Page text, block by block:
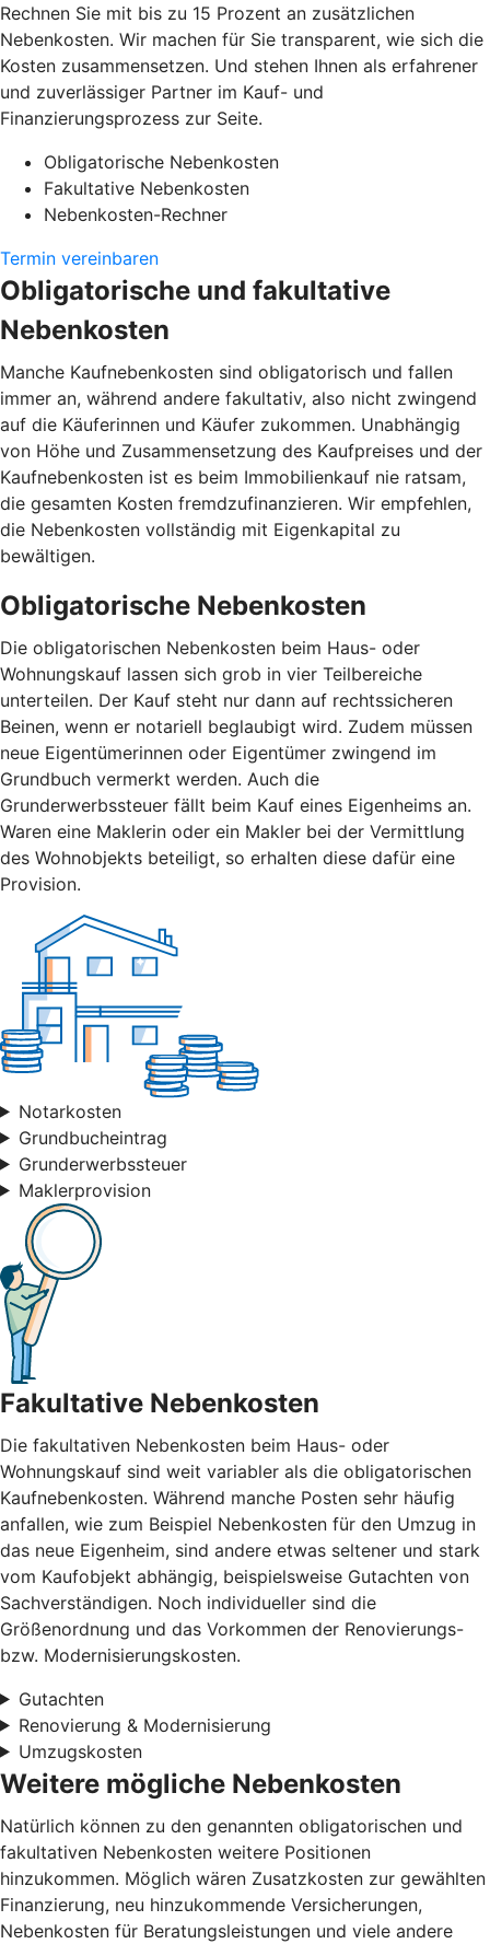
Rechnen Sie mit bis zu 15 Prozent an zusätzlichen
Nebenkosten. Wir machen für Sie transparent, wie sich die
Kosten zusammensetzen. Und stehen Ihnen als erfahrener
und zuverlässiger Partner im Kauf- und
Finanzierungsprozess zur Seite.
Obligatorische Nebenkosten
Fakultative Nebenkosten
Nebenkosten-Rechner
Termin vereinbaren
Obligatorische und fakultative
Nebenkosten
Manche Kaufnebenkosten sind obligatorisch und fallen
immer an, während andere fakultativ, also nicht zwingend
auf die Käuferinnen und Käufer zukommen. Unabhängig
von Höhe und Zusammensetzung des Kaufpreises und der
Kaufnebenkosten ist es beim Immobilienkauf nie ratsam,
die gesamten Kosten fremdzufinanzieren. Wir empfehlen,
die Nebenkosten vollständig mit Eigenkapital zu
bewältigen.
Obligatorische Nebenkosten
Die obligatorischen Nebenkosten beim Haus- oder
Wohnungskauf lassen sich grob in vier Teilbereiche
unterteilen. Der Kauf steht nur dann auf rechtssicheren
Beinen, wenn er notariell beglaubigt wird. Zudem müssen
neue Eigentümerinnen oder Eigentümer zwingend im
Grundbuch vermerkt werden. Auch die
Grunderwerbssteuer fällt beim Kauf eines Eigenheims an.
Waren eine Maklerin oder ein Makler bei der Vermittlung
des Wohnobjekts beteiligt, so erhalten diese dafür eine
Provision.
Notarkosten
Grundbucheintrag
Grunderwerbssteuer
Maklerprovision
Fakultative Nebenkosten
Die fakultativen Nebenkosten beim Haus- oder
Wohnungskauf sind weit variabler als die obligatorischen
Kaufnebenkosten. Während manche Posten sehr häufig
anfallen, wie zum Beispiel Nebenkosten für den Umzug in
das neue Eigenheim, sind andere etwas seltener und stark
vom Kaufobjekt abhängig, beispielsweise Gutachten von
Sachverständigen. Noch individueller sind die
Größenordnung und das Vorkommen der Renovierungs-
bzw. Modernisierungskosten.
Gutachten
Renovierung & Modernisierung
Umzugskosten
Weitere mögliche Nebenkosten
Natürlich können zu den genannten obligatorischen und
fakultativen Nebenkosten weitere Positionen
hinzukommen. Möglich wären Zusatzkosten zur gewählten
Finanzierung, neu hinzukommende Versicherungen,
Nebenkosten für Beratungsleistungen und viele andere